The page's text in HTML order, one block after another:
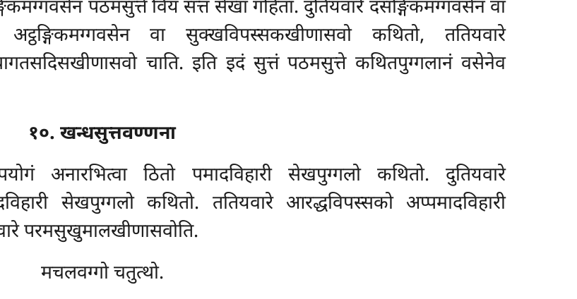
पठमसुत्ते विय सत्त सेखा गहिता. दुतियवारे दसङ्गिकमग्गवसेन वा
अट्ठङ्गिकमग्गवसेन वा सुक्खविपस्सकखीणासवो कथितो, ततियवारे
चाति. इति इदं सुत्तं पठमसुत्ते कथितपुग्गलानं वसेनेव
१०. खन्धसुत्तवण्णना
अनारभित्वा ठितो पमादविहारी सेखपुग्गलो कथितो. दुतियवारे
सेखपुग्गलो कथितो. ततियवारे आरद्धविपस्सको अप्पमादविहारी
परमसुखुमालखीणासवोति.
मचलवग्गो चतुत्थो.